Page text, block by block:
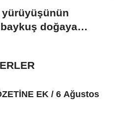
yürüyüşünün
doğaya
EK / 6 Ağustos